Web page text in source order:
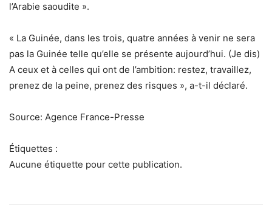
l’Arabie saoudite ».
« La Guinée, dans les trois, quatre années à venir ne sera
pas la Guinée telle qu’elle se présente aujourd’hui. (Je dis)
A ceux et à celles qui ont de l’ambition: restez, travaillez,
prenez de la peine, prenez des risques », a-t-il déclaré.
Source: Agence France-Presse
Étiquettes :
Aucune étiquette pour cette publication.